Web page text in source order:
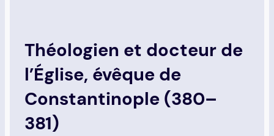
Théologien et docteur de
l’Église, évêque de
Constantinople (380–
381)